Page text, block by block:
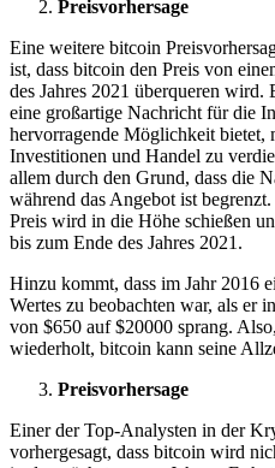
Preisvorhersage
Eine weitere bitcoin
ist, dass bitcoin den Preis von
des Jahres 2021 überqueren wird.
eine großartige Nachricht für die
hervorragende Möglichkeit bietet,
Investitionen und Handel zu
allem durch den Grund, dass die
während das Angebot ist
Preis wird in die Höhe schießen
bis zum Ende des Jahres 2021.
Hinzu kommt, dass im Jahr 2016
Wertes zu beobachten war, als er
von $650 auf $20000 sprang.
wiederholt, bitcoin kann seine
Preisvorhersage
Einer der Top-Analysten in der
vorhergesagt, dass bitcoin wird